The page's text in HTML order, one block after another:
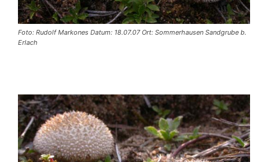
Foto: Rudolf Markones Datum: 18.07.07 Ort: Sommerhausen Sandgrube b.
Erlach